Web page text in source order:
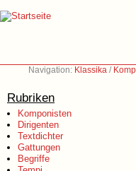
Navigation: Klassika /
Rubriken
Komponisten
Dirigenten
Textdichter
Gattungen
Begriffe